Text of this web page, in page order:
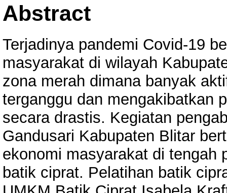
Abstract
Terjadinya pandemi Covid-19
masyarakat di wilayah
zona merah dimana banyak
terganggu dan mengakibatkan
secara drastis. Kegiatan
Gandusari Kabupaten Blitar
ekonomi masyarakat di tengah
batik ciprat. Pelatihan batik